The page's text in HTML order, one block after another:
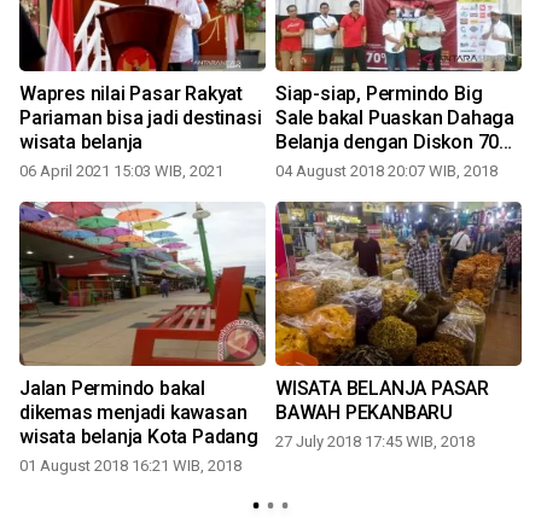
Wapres nilai Pasar Rakyat
Pariaman bisa jadi destinasi
wisata belanja
06 April 2021 15:03 WIB, 2021
Siap-siap, Permindo Big
Sale bakal Puaskan Dahaga
Belanja dengan Diskon 70
Persen
04 August 2018 20:07 WIB, 2018
Jalan Permindo bakal
dikemas menjadi kawasan
wisata belanja Kota Padang
01 August 2018 16:21 WIB, 2018
WISATA BELANJA PASAR
BAWAH PEKANBARU
27 July 2018 17:45 WIB, 2018